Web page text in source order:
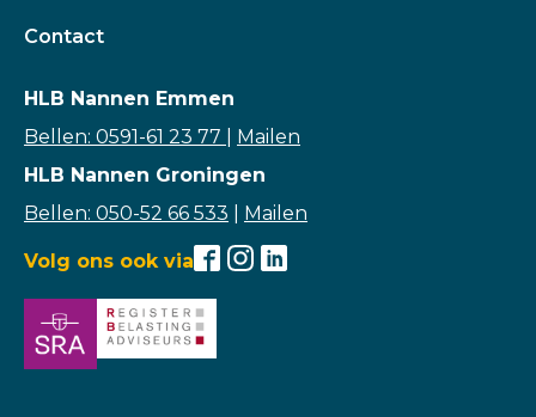
Contact
HLB Nannen Emmen
Bellen: 0591-61 23 77
Mailen
HLB Nannen Groningen
Bellen: 050-52 66 533
Mailen
Volg ons ook via